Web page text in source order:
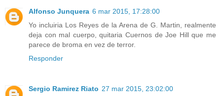
Alfonso Junquera 6 mar 2015, 17:28:00
Yo incluiria Los Reyes de la Arena de G. Martin, realmente
deja con mal cuerpo, quitaria Cuernos de Joe Hill que me
parece de broma en vez de terror.
Responder
Sergio Ramirez Riato 27 mar 2015, 23:02:00